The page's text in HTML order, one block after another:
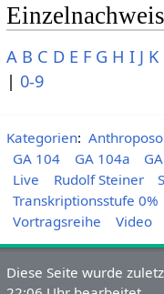
A B C D E F G H I J K
| 0-9
Kategorien:
GA 104
GA 104a
Live
Rudolf Steiner
Transkriptionsstufe 0%
Vortragsreihe
Video
Diese Seite wurde